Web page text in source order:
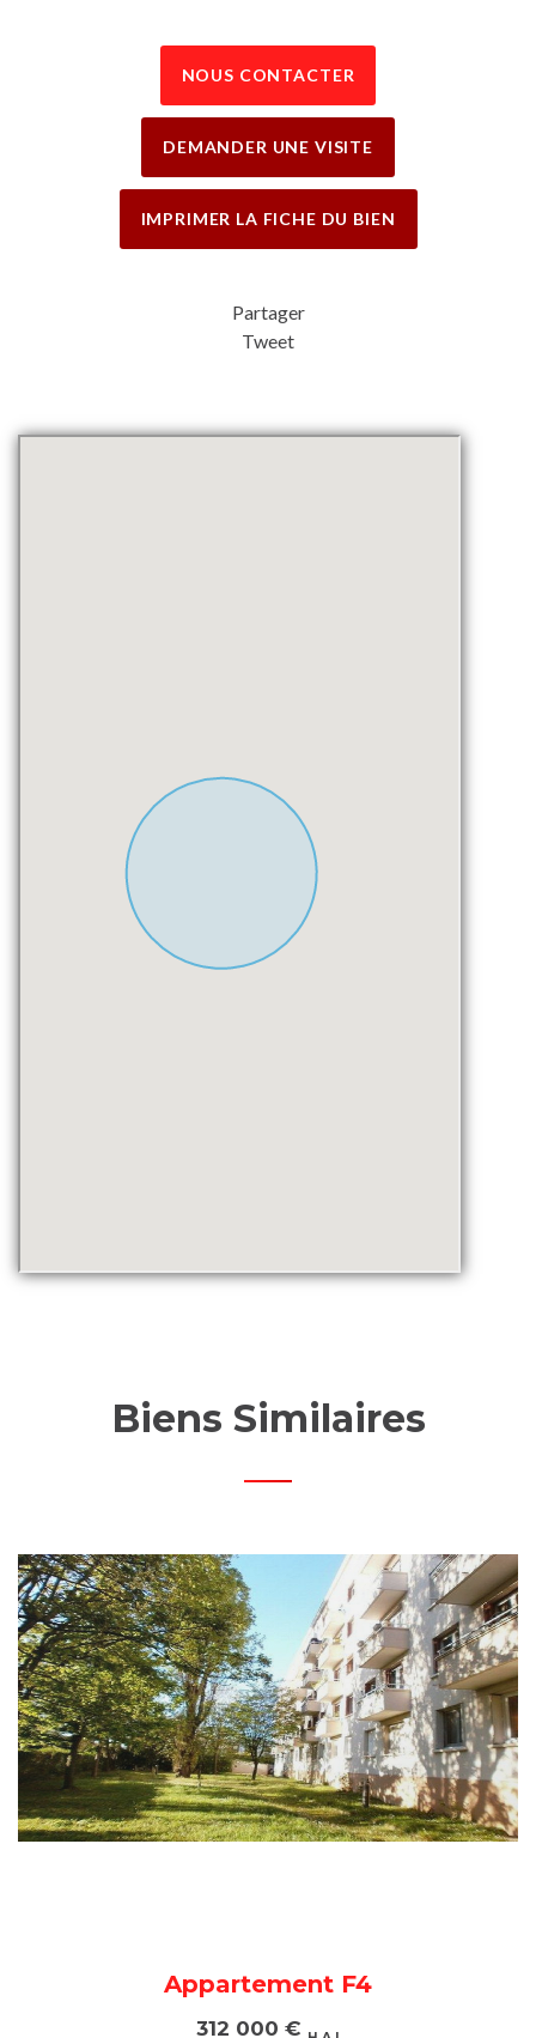
NOUS CONTACTER
DEMANDER UNE VISITE
IMPRIMER LA FICHE DU BIEN
Partager
Tweet
Biens Similaires
Appartement F4
312 000 €